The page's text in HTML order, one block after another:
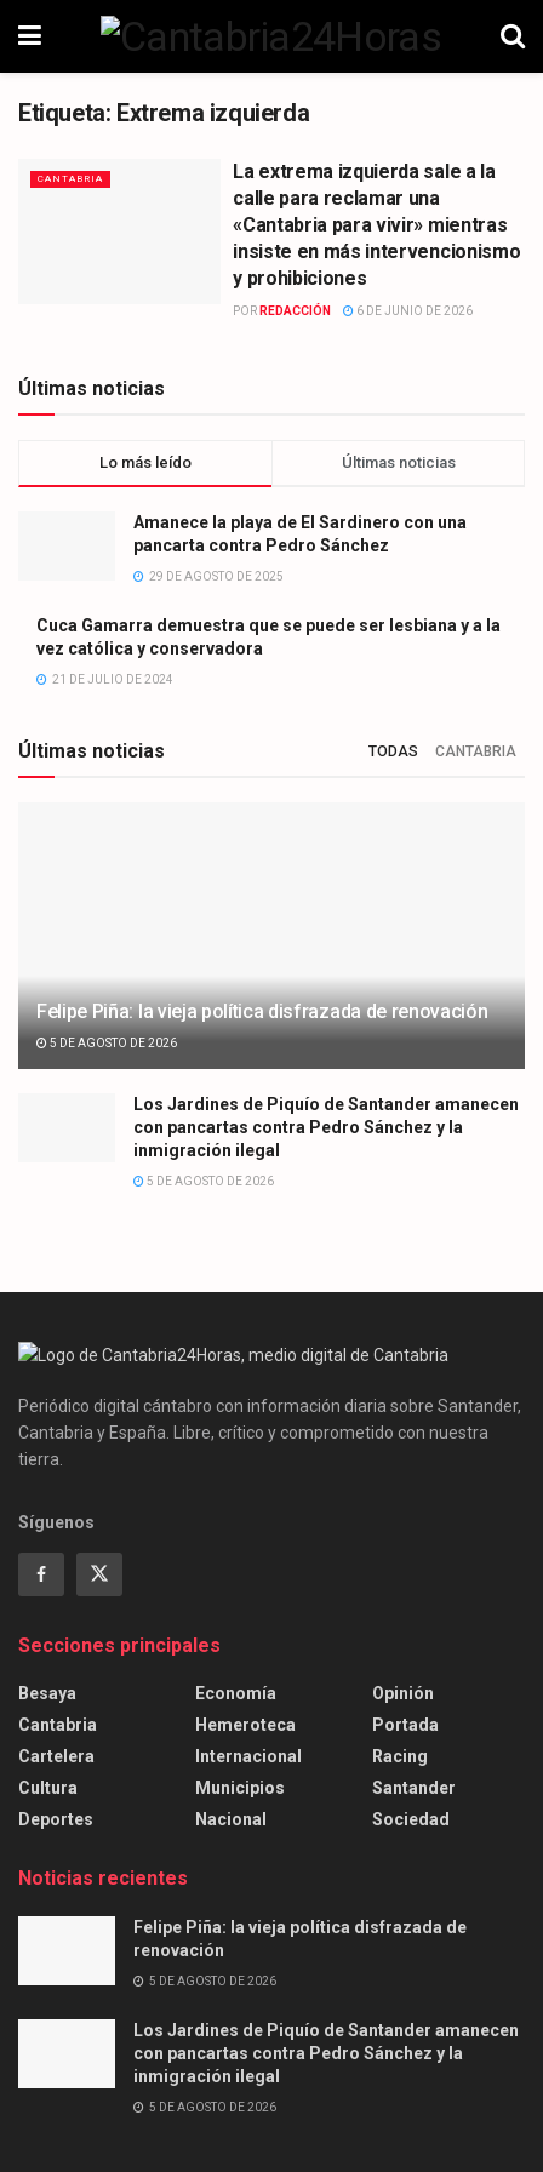
Etiqueta: Extrema izquierda
CANTABRIA
La extrema izquierda sale a la
calle para reclamar una
«Cantabria para vivir» mientras
insiste en más intervencionismo
y prohibiciones
POR REDACCIÓN 6 DE JUNIO DE 2026
Últimas noticias
Lo más leído Últimas noticias
Amanece la playa de El Sardinero con una
pancarta contra Pedro Sánchez
29 DE AGOSTO DE 2025
Cuca Gamarra demuestra que se puede ser lesbiana y a la
vez católica y conservadora
21 DE JULIO DE 2024
Últimas noticias TODAS CANTABRIA
Felipe Piña: la vieja política disfrazada de renovación
5 DE AGOSTO DE 2026
Los Jardines de Piquío de Santander amanecen
con pancartas contra Pedro Sánchez y la
inmigración ilegal
5 DE AGOSTO DE 2026
Periódico digital cántabro con información diaria sobre Santander,
Cantabria y España. Libre, crítico y comprometido con nuestra
tierra.
Síguenos
Secciones principales
Besaya
Cantabria
Cartelera
Cultura
Deportes
Economía
Hemeroteca
Internacional
Municipios
Nacional
Opinión
Portada
Racing
Santander
Sociedad
Noticias recientes
Felipe Piña: la vieja política disfrazada de
renovación
5 DE AGOSTO DE 2026
Los Jardines de Piquío de Santander amanecen
con pancartas contra Pedro Sánchez y la
inmigración ilegal
5 DE AGOSTO DE 2026